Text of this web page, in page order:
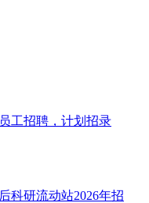
工招聘，计划招录
科研流动站2026年招